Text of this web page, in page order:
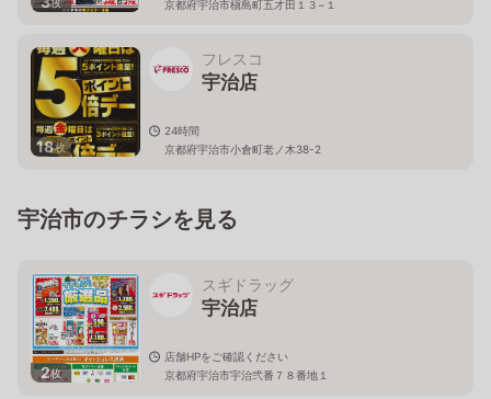
京都府宇治市槇島町五才田１３−１
18枚
フレスコ
宇治店
24時間
京都府宇治市小倉町老ノ木38-2
宇治市のチラシを見る
2枚
スギドラッグ
宇治店
店舗HPをご確認ください
京都府宇治市宇治弐番７８番地１